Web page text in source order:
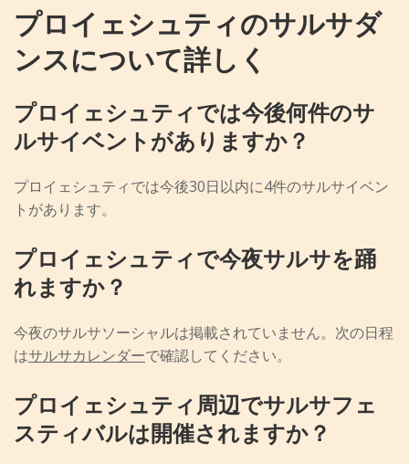
プロイェシュティのサルサダ
ンスについて詳しく
プロイェシュティでは今後何件のサ
ルサイベントがありますか？
プロイェシュティでは今後30日以内に4件のサルサイベン
トがあります。
プロイェシュティで今夜サルサを踊
れますか？
今夜のサルサソーシャルは掲載されていません。次の日程
はサルサカレンダーで確認してください。
プロイェシュティ周辺でサルサフェ
スティバルは開催されますか？